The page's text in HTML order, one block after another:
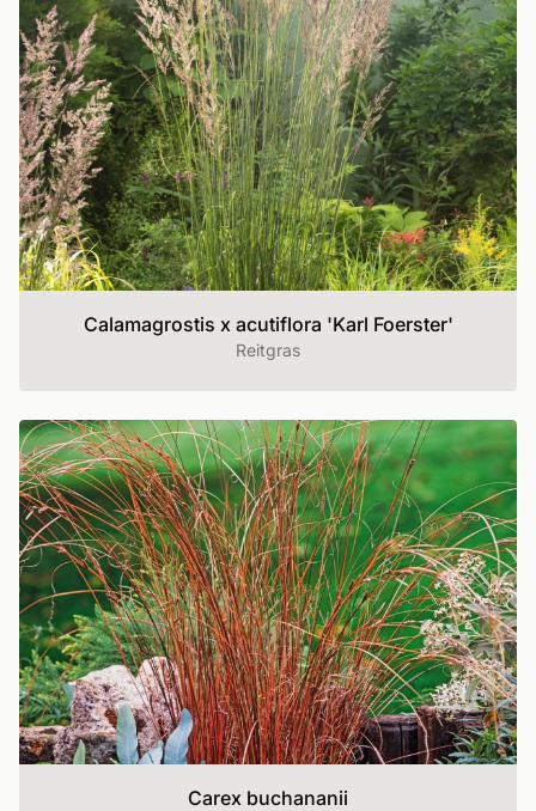
Calamagrostis x acutiflora 'Karl Foerster'
Reitgras
Carex buchananii